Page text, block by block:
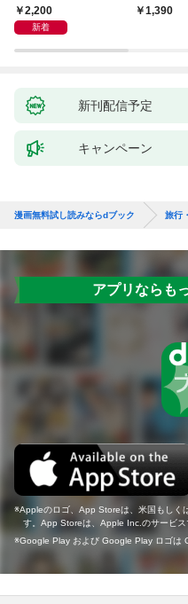
とやさしいガイド
2,200
新着
1,390
新刊配信予定
キャンペーン
漫画無料試し読みならdブック 旅行
アプリならも
Appleのロゴ、App Storeは、米国もしく
す。App Storeは、Apple Inc.のサービス
Google Play および Google Play ロゴは